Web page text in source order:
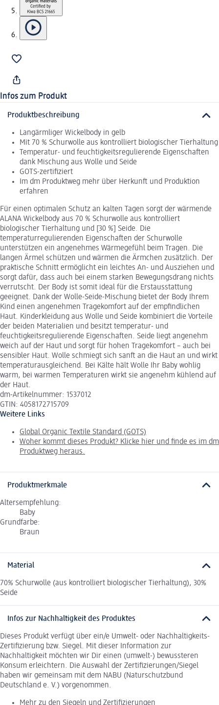
Infos zum Produkt
Produktbeschreibung
Langärmliger Wickelbody in gelb
Mit 70 % Schurwolle aus kontrolliert biologischer Tierhaltung
Temperatur- und feuchtigkeitsregulierende Eigenschaften
dank Mischung aus Wolle und Seide
GOTS-zertifiziert
Im dm Produktweg mehr über Herkunft und Produktion
erfahren
Für einen optimalen Schutz an kalten Tagen sorgt der wärmende
ALANA Wickelbody aus 70 % Schurwolle aus kontrolliert
biologischer Tierhaltung und [30 %] Seide. Die
temperaturregulierenden Eigenschaften der Schurwolle
unterstützen ein angenehmes Wärmegefühl beim Tragen. Die
langen Ärmel schützen und wärmen die Ärmchen zusätzlich. Der
praktische Schnitt ermöglicht ein leichtes An- und Ausziehen und
sorgt dafür, dass auch bei einem starken Bewegungsdrang nichts
verrutscht. Der Body ist somit ideal für die Erstausstattung
geeignet. Dank der Wolle-Seide-Mischung bietet der Body Ihrem
Kind einen angenehmen Tragekomfort auf der empfindlichen
Haut. Kinderkleidung aus Wolle und Seide kombiniert die Vorteile
der beiden Materialien und besitzt temperatur- und
feuchtigkeitsregulierende Eigenschaften. Seide liegt angenehm
weich auf der Haut und sorgt für hohen Tragekomfort – auch bei
sensibler Haut. Wolle schmiegt sich sanft an die Haut an und wirkt
temperaturausgleichend. Bei Kälte hält Wolle Ihr Baby wohlig
warm, bei warmen Temperaturen wirkt sie angenehm kühlend auf
der Haut.
dm-Artikelnummer: 1537012
GTIN: 4058172715709
Weitere Links
Global Organic Textile Standard (GOTS)
Woher kommt dieses Produkt? Klicke hier und finde es im dm
Produktweg heraus.
Produktmerkmale
Altersempfehlung:
Baby
Grundfarbe:
Braun
Material
70% Schurwolle (aus kontrolliert biologischer Tierhaltung), 30%
Seide
Infos zur Nachhaltigkeit des Produktes
Dieses Produkt verfügt über ein/e Umwelt- oder Nachhaltigkeits-
Zertifizierung bzw. Siegel. Mit dieser Information zur
Nachhaltigkeit möchten wir Dir einen (umwelt-) bewussteren
Konsum erleichtern. Die Auswahl der Zertifizierungen/Siegel
haben wir gemeinsam mit dem NABU (Naturschutzbund
Deutschland e. V.) vorgenommen.
Mehr zu den Siegeln und Zertifizierungen